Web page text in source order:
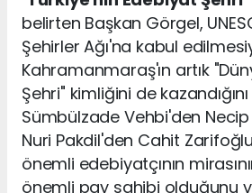
belirten Başkan Görgel,
Şehirler Ağı'na kabul
Kahramanmaraş'ın artık
Şehri" kimliğini de
Sümbülzade Vehbi'den Necip
Nuri Pakdil'den Cahit
önemli edebiyatçının
önemli pay sahibi olduğunu